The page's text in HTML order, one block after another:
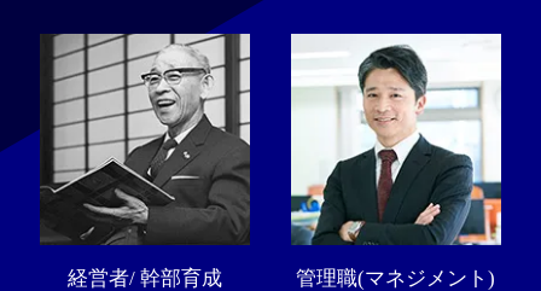
経営者/ 幹部育成
管理職(マネジメント)